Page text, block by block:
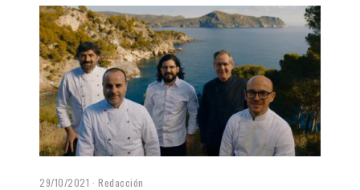
29/10/2021 Redacción